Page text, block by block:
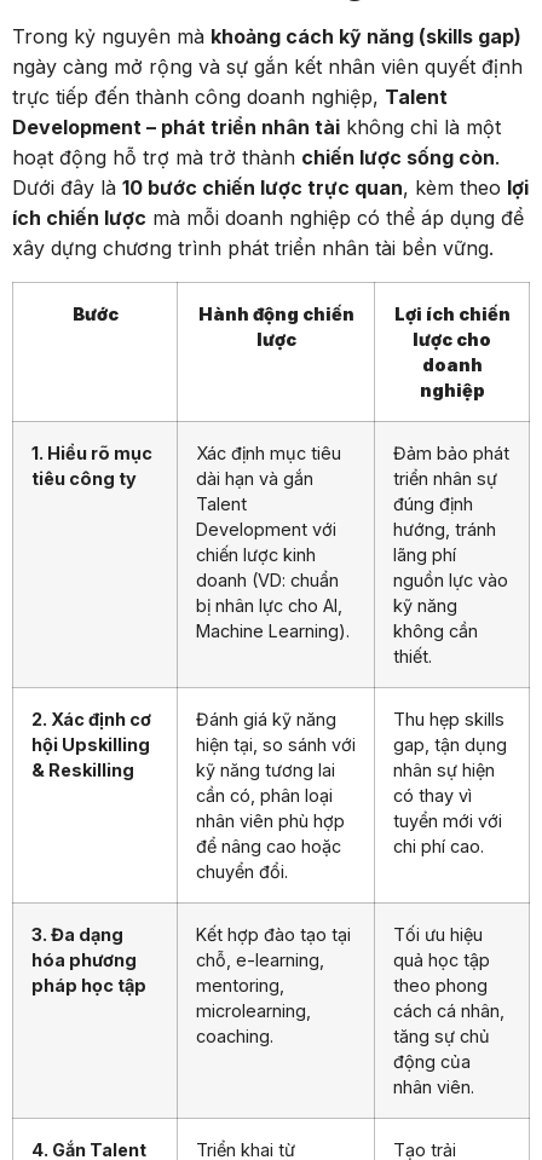
Trong kỷ nguyên mà khoảng cách kỹ năng (skills gap)
ngày càng mở rộng và sự gắn kết nhân viên quyết định
trực tiếp đến thành công doanh nghiệp, Talent
Development – phát triển nhân tài không chỉ là một
hoạt động hỗ trợ mà trở thành chiến lược sống còn
Dưới đây là 10 bước chiến lược trực quan , kèm theo lợi
ích chiến lược mà mỗi doanh nghiệp có thể áp dụng để
xây dựng chương trình phát triển nhân tài bền vững.
Bước
Hành động chiến
lược
Lợi ích chiến
lược cho
doanh
nghiệp
1. Hiểu rõ mục
tiêu công ty
Xác định mục tiêu
dài hạn và gắn
Talent
Development với
chiến lược kinh
doanh (VD: chuẩn
bị nhân lực cho AI,
Machine Learning).
Đảm bảo phát
triển nhân sự
đúng định
hướng, tránh
lãng phí
nguồn lực vào
kỹ năng
không cần
thiết.
2. Xác định cơ
hội Upskilling
& Reskilling
Đánh giá kỹ năng
hiện tại, so sánh với
kỹ năng tương lai
cần có, phân loại
nhân viên phù hợp
để nâng cao hoặc
chuyển đổi.
Thu hẹp skills
gap, tận dụng
nhân sự hiện
có thay vì
tuyển mới với
chi phí cao.
3. Đa dạng
hóa phương
pháp học tập
Kết hợp đào tạo tại
chỗ, e-learning,
mentoring,
microlearning,
coaching.
Tối ưu hiệu
quả học tập
theo phong
cách cá nhân,
tăng sự chủ
động của
nhân viên.
4. Gắn Talent
Triển khai từ
Tạo trải